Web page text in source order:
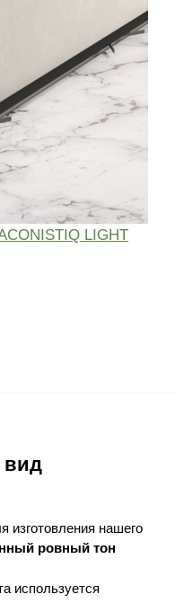
LIGHT
вид
изготовления нашего
ровный тон
используется